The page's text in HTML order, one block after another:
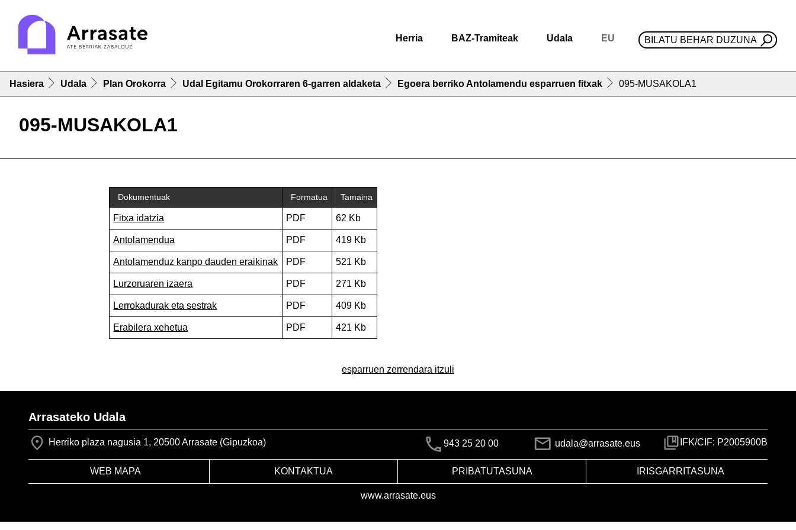
Herria BAZ-Tramiteak Udala EU BILATU BEHAR DUZUNA
Hasiera Udala Plan Orokorra Udal Egitamu Orokorraren 6-garren aldaketa Egoera berriko Antolamendu esparruen fitxak 095-MUSAKOLA1
095-MUSAKOLA1
Dokumentuak Formatua Tamaina
Fitxa idatzia PDF 62 Kb
Antolamendua PDF 419 Kb
Antolamenduz kanpo dauden eraikinak PDF 521 Kb
Lurzoruaren izaera PDF 271 Kb
Lerrokadurak eta sestrak PDF 409 Kb
Erabilera xehetua PDF 421 Kb
esparruen zerrendara itzuli
Arrasateko Udala
Herriko plaza nagusia 1, 20500 Arrasate (Gipuzkoa) 943 25 20 00 udala@arrasate.eus IFK/CIF: P2005900B
WEB MAPA KONTAKTUA PRIBATUTASUNA IRISGARRITASUNA
www.arrasate.eus